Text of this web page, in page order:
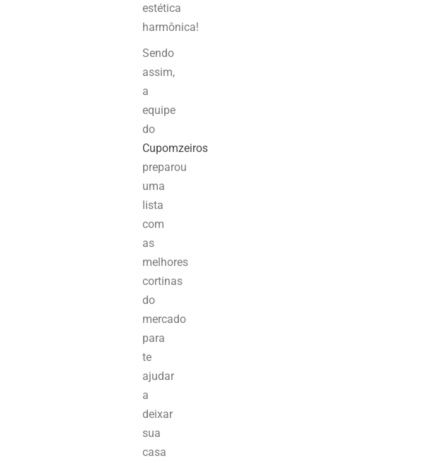
estética
harmônica!
Sendo
assim,
a
equipe
do
Cupomzeiros
preparou
uma
lista
com
as
melhores
cortinas
do
mercado
para
te
ajudar
a
deixar
sua
casa